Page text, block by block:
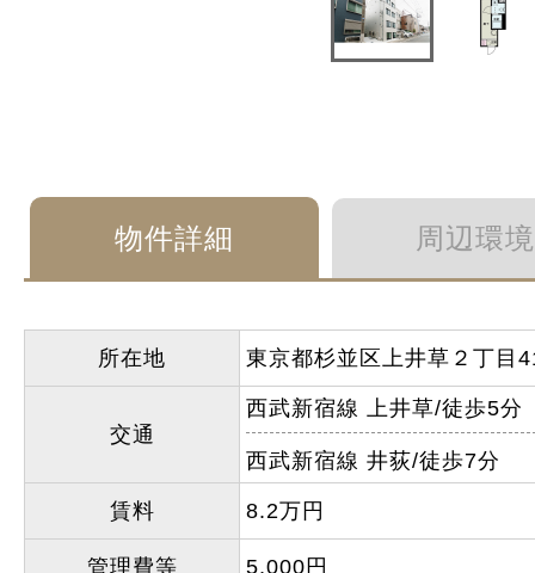
物件詳細 周辺環境
所在地 東京都杉並区上井草２丁目
交通
西武新宿線 上井草/徒歩5分
西武新宿線 井荻/徒歩7分
賃料 8.2万円
管理費等 5,000円